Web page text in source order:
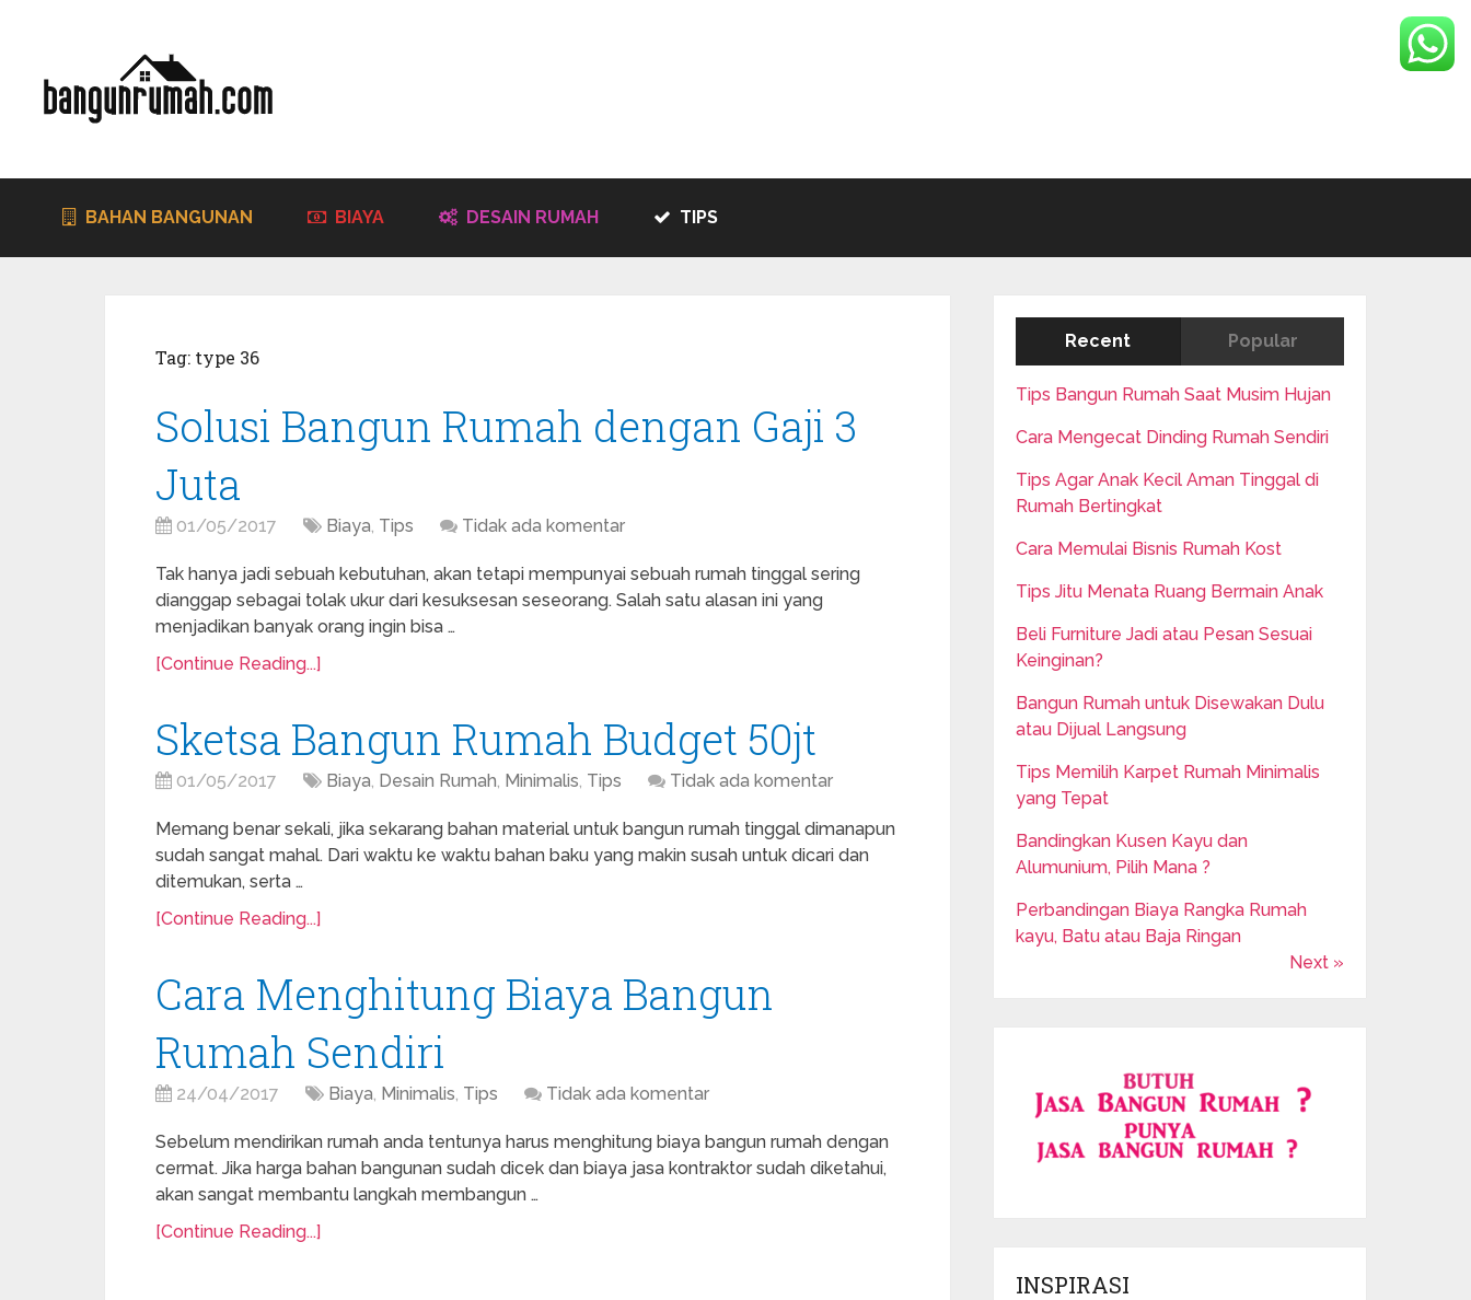
BAHAN BANGUNAN BIAYA DESAIN RUMAH TIPS
Tag: type 36
Solusi Bangun Rumah dengan Gaji 3
Juta
01/05/2017 Biaya, Tips Tidak ada komentar
Tak hanya jadi sebuah kebutuhan, akan tetapi mempunyai sebuah rumah tinggal sering
dianggap sebagai tolak ukur dari kesuksesan seseorang. Salah satu alasan ini yang
menjadikan banyak orang ingin bisa …
[Continue Reading...]
Sketsa Bangun Rumah Budget 50jt
01/05/2017 Biaya, Desain Rumah, Minimalis, Tips Tidak ada komentar
Memang benar sekali, jika sekarang bahan material untuk bangun rumah tinggal dimanapun
sudah sangat mahal. Dari waktu ke waktu bahan baku yang makin susah untuk dicari dan
ditemukan, serta …
[Continue Reading...]
Cara Menghitung Biaya Bangun
Rumah Sendiri
24/04/2017 Biaya, Minimalis, Tips Tidak ada komentar
Sebelum mendirikan rumah anda tentunya harus menghitung biaya bangun rumah dengan
cermat. Jika harga bahan bangunan sudah dicek dan biaya jasa kontraktor sudah diketahui,
akan sangat membantu langkah membangun …
[Continue Reading...]
Recent Popular
Tips Bangun Rumah Saat Musim Hujan
Cara Mengecat Dinding Rumah Sendiri
Tips Agar Anak Kecil Aman Tinggal di
Rumah Bertingkat
Cara Memulai Bisnis Rumah Kost
Tips Jitu Menata Ruang Bermain Anak
Beli Furniture Jadi atau Pesan Sesuai
Keinginan?
Bangun Rumah untuk Disewakan Dulu
atau Dijual Langsung
Tips Memilih Karpet Rumah Minimalis
yang Tepat
Bandingkan Kusen Kayu dan
Alumunium, Pilih Mana ?
Perbandingan Biaya Rangka Rumah
kayu, Batu atau Baja Ringan
Next »
INSPIRASI